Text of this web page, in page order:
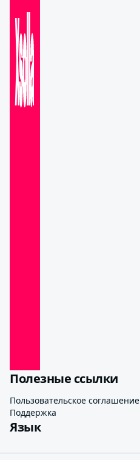
Полезные ссылки
Пользовательское соглашение
Поддержка
Язык